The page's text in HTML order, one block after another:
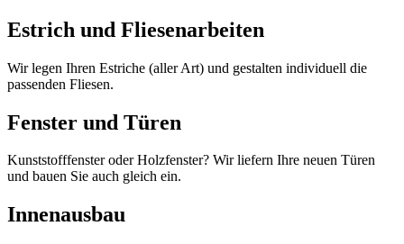
Estrich und Fliesenarbeiten
Wir legen Ihren Estriche (aller Art) und gestalten individuell die
passenden Fliesen.
Fenster und Türen
Kunststofffenster oder Holzfenster? Wir liefern Ihre neuen Türen
und bauen Sie auch gleich ein.
Innenausbau